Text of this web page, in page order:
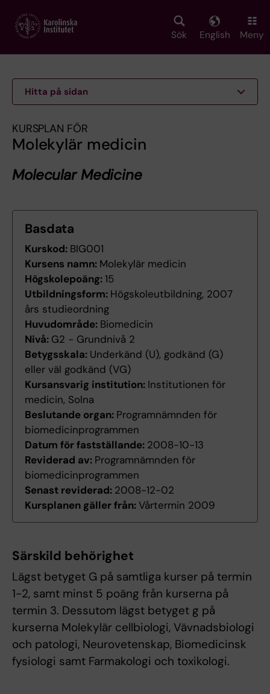
main
Sök English Meny
Hitta på sidan
KURSPLAN FÖR
Molekylär medicin
Molecular Medicine
Basdata
Kurskod: BIG001
Kursens namn: Molekylär medicin
Högskolepoäng:15
Utbildningsform: Högskoleutbildning, 2007
års studieordning
Huvudområde: Biomedicin
Nivå: G2 - Grundnivå 2
Betygsskala: Underkänd (U), godkänd (G)
eller väl godkänd (VG)
Kursansvarig institution: Institutionen för
medicin, Solna
Beslutande organ: Programnämnden för
biomedicinprogrammen
Datum för fastställande: 2008-10-13
Reviderad av: Programnämnden för
biomedicinprogrammen
Senast reviderad: 2008-12-02
Kursplanen gäller från:Vårtermin 2009
Särskild behörighet
Lägst betyget G på samtliga kurser på termin
1-2, samt minst 5 poäng från kurserna på
termin 3. Dessutom lägst betyget g på
kurserna Molekylär cellbiologi, Vävnadsbiologi
och patologi, Neurovetenskap, Biomedicinsk
fysiologi samt Farmakologi och toxikologi.